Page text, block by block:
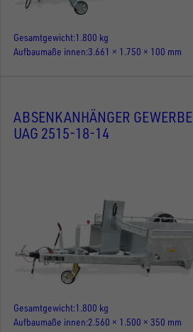
Gesamtgewicht 1.800 kg
Aufbaumaße innen 3.661 × 1.750 × 100 mm
ABSENKANHÄNGER GEWERBE
UAG 2515-18-14
Gesamtgewicht 1.800 kg
Aufbaumaße innen 2.560 × 1.500 × 350 mm